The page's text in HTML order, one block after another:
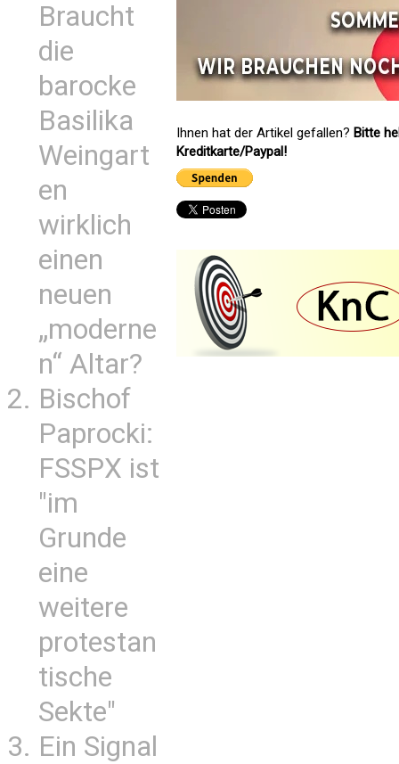
Braucht
die
barocke
Basilika
Weingart
en
wirklich
einen
neuen
„moderne
n“ Altar?
Bischof
Paprocki:
FSSPX ist
"im
Grunde
eine
weitere
protestan
tische
Sekte"
Ein Signal
Ihnen hat der Artikel gefallen? Bitte
Kreditkarte/Paypal!